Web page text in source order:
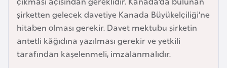
şirketten gelecek davetiye Kanada Büyükelçiliği’ne
hitaben olması gerekir. Davet mektubu şirketin
antetli kâğıdına yazılması gerekir ve yetkili
tarafından kaşelenmeli, imzalanmalıdır.
e
ş
B